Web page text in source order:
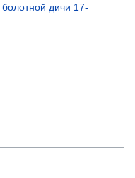
дичи 17-